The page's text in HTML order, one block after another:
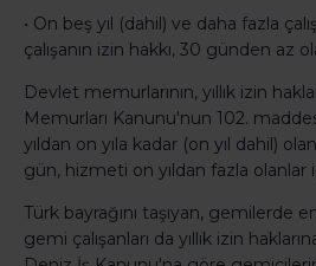
• On beş yıl (dahil) ve daha fazla
çalışanın izin hakkı, 30 günden az
Devlet memurlarının, yıllık izin
Memurları Kanunu'nun 102.
yıldan on yıla kadar (on yıl dahil)
gün, hizmeti on yıldan fazla olanlar
Türk bayrağını taşıyan, gemilerde
gemi çalışanları da yıllık izin